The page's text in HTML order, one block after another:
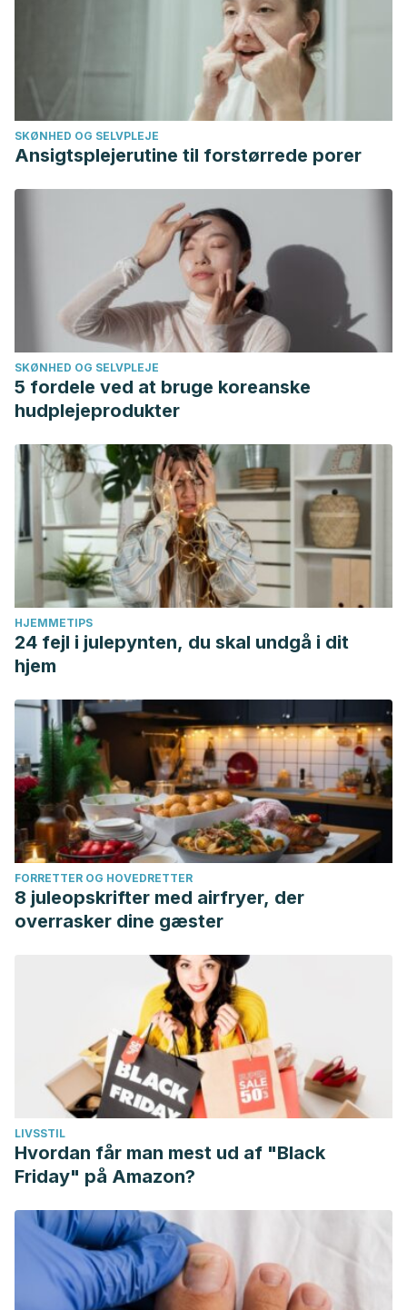
SKØNHED OG SELVPLEJE
Ansigtsplejerutine til forstørrede porer
SKØNHED OG SELVPLEJE
5 fordele ved at bruge koreanske
hudplejeprodukter
HJEMMETIPS
24 fejl i julepynten, du skal undgå i dit
hjem
FORRETTER OG HOVEDRETTER
8 juleopskrifter med airfryer, der
overrasker dine gæster
LIVSSTIL
Hvordan får man mest ud af "Black
Friday" på Amazon?